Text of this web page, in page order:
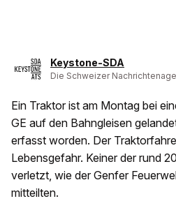
Keystone-SDA
Die Schweizer
Ein Traktor ist am Montag bei
GE auf den Bahngleisen
erfasst worden. Der
Lebensgefahr. Keiner der rund
verletzt, wie der Genfer
mitteilten.